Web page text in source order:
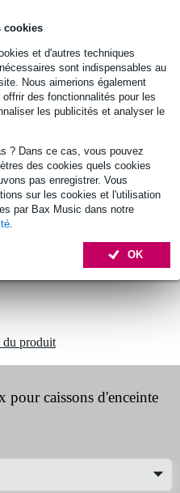
cookies
et d'autres techniques
sont indispensables au
Nous aimerions également
des fonctionnalités pour les
les publicités et analyser le
? Dans ce cas, vous pouvez
des cookies quels cookies
pas enregistrer. Vous
sur les cookies et l'utilisation
par Bax Music dans notre
.
OK
entrepôt
le fournisseur)
au panier
du produit
pour caissons d'enceinte